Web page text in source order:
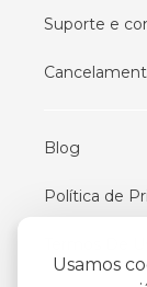
Usamos
Suporte e
Blog
Política de